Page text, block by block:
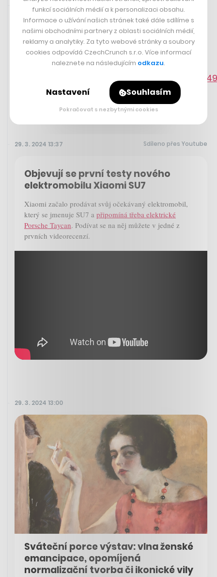
29. 3. 2024 15:15 Sdíleno přes aplikaci Twitter
Zakladatel kryptoburzy FTX Sam Bankman-Fried dostal
25 let vězení. Přímo ze soudní síně sepsal svou reportáž
na síti X John Wang, který s ním kdysi spolupracoval.
https://twitter.com/j0hnwang/status/
29. 3. 2024 13:37 Sdíleno přes Youtube
Objevují se první testy nového
elektromobilu Xiaomi SU7
Xiaomi začalo prodávat svůj očekávaný elektromobil,
který se jmenuje SU7 a připomíná třeba elektrické
Porsche Taycan. Podívat se na něj můžete v jedné z
prvních videorecenzí.
29. 3. 2024 13:00
Sváteční porce výstav: vlna ženské
emancipace, opomíjená
normalizační tvorba či ikonické vily
funkcí sociálních médií a k personalizaci obsahu.
Informace o užívání našich stránek také dále sdílíme s
našimi obchodními partnery z oblasti sociálních médií,
reklamy a analytiky. Za tyto webové stránky a soubory
cookies odpovídá CzechCrunch s.r.o. Více informací
naleznete na následujícím odkazu.
Nastavení Souhlasím
Pokračovat s nezbytnými cookies